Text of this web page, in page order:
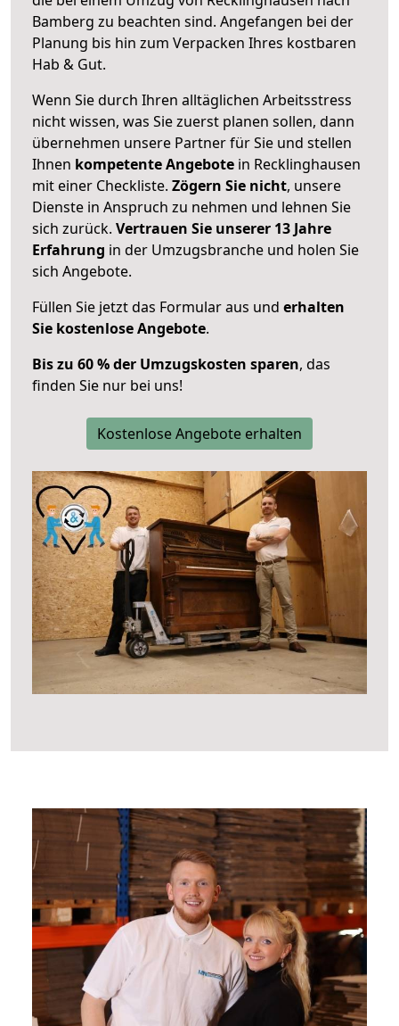
Bamberg zu beachten sind. Angefangen bei der
Planung bis hin zum Verpacken Ihres kostbaren
Hab & Gut.
Wenn Sie durch Ihren alltäglichen Arbeitsstress
nicht wissen, was Sie zuerst planen sollen, dann
übernehmen unsere Partner für Sie und stellen
Ihnen kompetente Angebote in Recklinghausen
mit einer Checkliste. Zögern Sie nicht, unsere
Dienste in Anspruch zu nehmen und lehnen Sie
sich zurück. Vertrauen Sie unserer 13 Jahre
Erfahrung in der Umzugsbranche und holen Sie
sich Angebote.
Füllen Sie jetzt das Formular aus und erhalten
Sie kostenlose Angebote.
Bis zu 60 % der Umzugskosten sparen, das
finden Sie nur bei uns!
Kostenlose Angebote erhalten